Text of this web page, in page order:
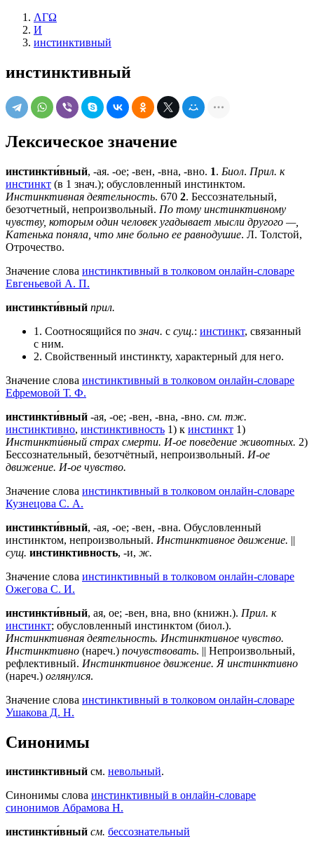
ΛΓΩ
И
инстинктивный
инстинктивный
Лексическое значение
инстинкти́вный, -ая. -ое; -вен, -вна, -вно. 1. Биол. Прил. к
инстинкт (в 1 знач.); обусловленный инстинктом.
Инстинктивная деятельность. 670 2. Бессознательный,
безотчетный, непроизвольный. По тому инстинктивному
чувству, которым один человек угадывает мысли другого —,
Катенька поняла, что мне больно ее равнодушие. Л. Толстой,
Отрочество.
Значение слова инстинктивный в толковом онлайн-словаре
Евгеньевой А. П.
инстинкти́вный прил.
1. Соотносящийся познач. с сущ.: инстинкт, связанный
с ним.
2. Свойственный инстинкту, характерный для него.
Значение слова инстинктивный в толковом онлайн-словаре
Ефремовой Т. Ф.
инстинкти́вный -ая, -ое; -вен, -вна, -вно. см. тж.
инстинктивно, инстинктивность 1) к инстинкт 1)
Инстинкти́вный страх смерти. И-ое поведение животных. 2)
Бессознательный, безотчётный, непроизвольный. И-ое
движение. И-ое чувство.
Значение слова инстинктивный в толковом онлайн-словаре
Кузнецова С. А.
инстинкти́вный, -ая, -ое; -вен, -вна. Обусловленный
инстинктом, непроизвольный. Инстинктивное движение. ||
сущ. инстинктивность, -и, ж.
Значение слова инстинктивный в толковом онлайн-словаре
Ожегова C. И.
инстинкти́вный, ая, ое; -вен, вна, вно (книжн.). Прил. к
инстинкт; обусловленный инстинктом (биол.).
Инстинктивная деятельность. Инстинктивное чувство.
Инстинктивно (нареч.) почувствовать. || Непроизвольный,
рефлективный. Инстинктивное движение. Я инстинктивно
(нареч.) оглянулся.
Значение слова инстинктивный в толковом онлайн-словаре
Ушакова Д. Н.
Синонимы
инстинктивный см. невольный.
Синонимы слова инстинктивный в онлайн-словаре
синонимов Абрамова Н.
инстинкти́вный см. бессознательный